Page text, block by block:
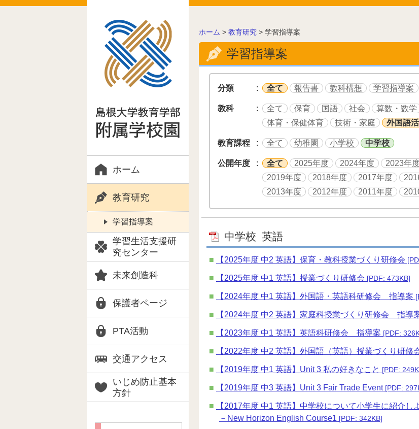
このページの本文へ
ホーム
教育研究
学習指導案
学習生活支援研
究センター
未来創造科
保護者ページ
PTA活動
交通アクセス
いじめ防止基本
方針
こ
の
ー
ホーム > 教育研究 > 学習指導案
学習指導案
分類 全て 報告書 教科構想 学習指導案
教科 全て 保育 国語 社会 算数・数学
体育・保健体育
技術・家庭 外国語
教育課程 全て 幼稚園 小学校 中学校
公開年度 全て 2025年度 2024年度 2023年
2019年度
2018年度 2017年度
2013年度
2012年度 2011年度
中学校 英語
【2025年度 中2 英語】保育・教科授業づくり研修会
【2025年度 中1 英語】授業づくり研修会 [PDF: 473KB]
【2024年度 中1 英語】外国語・英語科研修会 指導案
【2024年度 中2 英語】家庭科授業づくり研修会 指導
【2023年度 中1 英語】英語科研修会 指導案 [PDF:
【2022年度 中2 英語】外国語（英語）授業づくり研修
【2019年度 中1 英語】Unit 3 私の好きなこと [PDF:
【2019年度 中3 英語】Unit 3 Fair Trade Event [PDF:
【2017年度 中1 英語】中学校について小学生に紹介
－New Horizon English Course1 [PDF: 342KB]